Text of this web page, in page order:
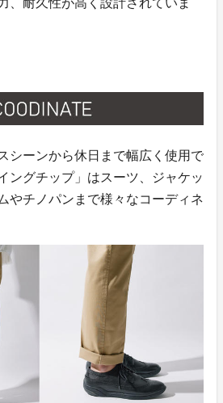
、耐久性が高く設計されていま
シーンから休日まで幅広く使用で
ングチップ」はスーツ、ジャケッ
やチノパンまで様々なコーディネ